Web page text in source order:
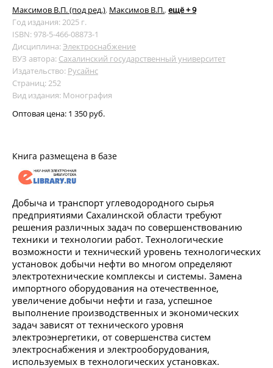
Максимов В.П. (под ред.), Максимов В.П., ещё + 9
Год издания: 2025 г.
ISBN: 978-5-466-08873-1
Дисциплина:Электроснабжение
ВУЗ автора: Сахалинский государственный университет
Издательство: Русайнс
Страниц: 252
Вид издания: Монография
Оптовая цена: 1 350 руб.
Книга размещена в базе
Добыча и транспорт углеводородного сырья
предприятиями Сахалинской области требуют
решения различных задач по совершенствованию
техники и технологии работ. Технологические
возможности и технический уровень технологических
установок добычи нефти во многом определяют
электротехнические комплексы и системы. Замена
импортного оборудования на отечественное,
увеличение добычи нефти и газа, успешное
выполнение производственных и экономических
задач зависят от технического уровня
электроэнергетики, от совершенства систем
электроснабжения и электрооборудования,
используемых в технологических установках.